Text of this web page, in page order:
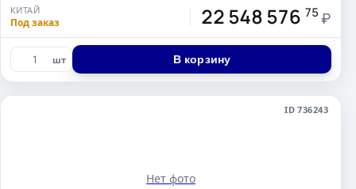
КИТАЙ
Под заказ 22 548 576 75 ₽
шт В корзину
ID 736243
Нет фото